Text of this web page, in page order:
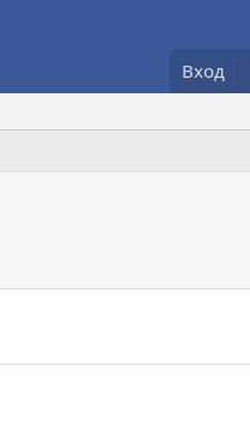
Вход